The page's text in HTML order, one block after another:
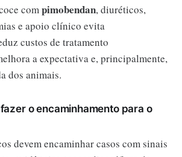
compimobendan, diuréticos,
e apoio clínico evita
custos de tratamento
a expectativa e, principalmente,
dos animais.
o encaminhamento para o
devem encaminhar casos com sinais